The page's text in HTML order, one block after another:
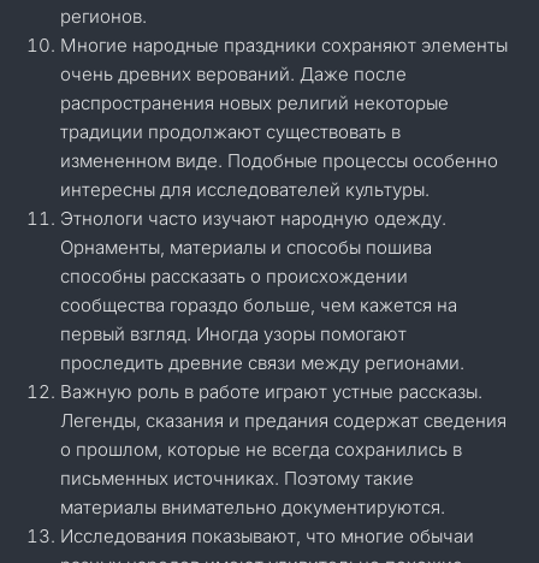
регионов.
Многие народные праздники сохраняют элементы
очень древних верований. Даже после
распространения новых религий некоторые
традиции продолжают существовать в
измененном виде. Подобные процессы особенно
интересны для исследователей культуры.
Этнологи часто изучают народную одежду.
Орнаменты, материалы и способы пошива
способны рассказать о происхождении
сообщества гораздо больше, чем кажется на
первый взгляд. Иногда узоры помогают
проследить древние связи между регионами.
Важную роль в работе играют устные рассказы.
Легенды, сказания и предания содержат сведения
о прошлом, которые не всегда сохранились в
письменных источниках. Поэтому такие
материалы внимательно документируются.
Исследования показывают, что многие обычаи